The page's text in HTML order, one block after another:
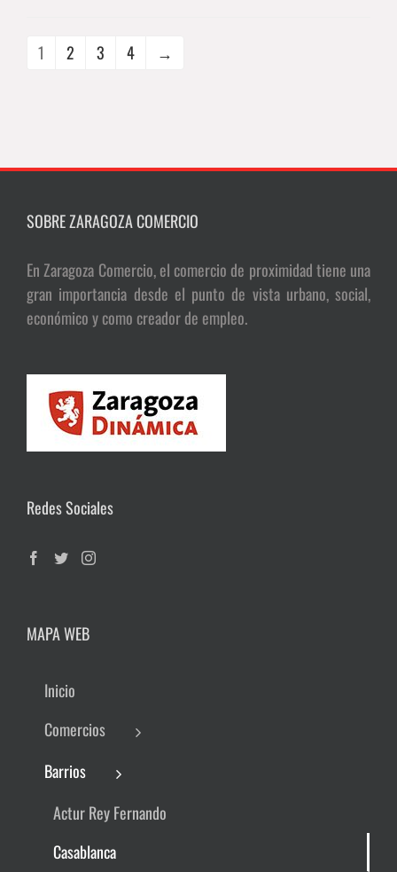
1 2 3 4 →
SOBRE ZARAGOZA COMERCIO
En Zaragoza Comercio, el comercio de proximidad tiene una
gran importancia desde el punto de vista urbano, social,
económico y como creador de empleo.
Redes Sociales
MAPA WEB
Inicio
Comercios
Barrios
Actur Rey Fernando
Casablanca